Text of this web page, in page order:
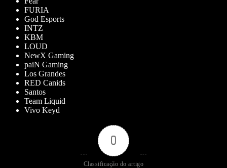
FURIA
God Esports
INTZ
KBM
LOUD
NewX Gaming
paiN Gaming
Los Grandes
RED Canids
Santos
Team Liquid
Vivo Keyd
0
Classificação do artigo